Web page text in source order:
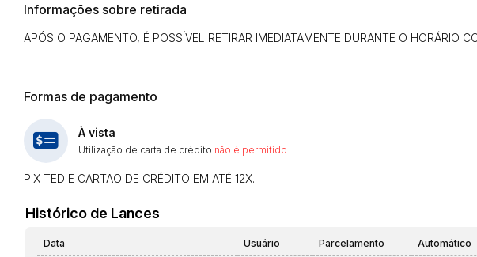
Informações sobre retirada
APÓS O PAGAMENTO, É POSSÍVEL RETIRAR IMEDIATAMENTE DURANTE O HORÁRIO
Formas de pagamento
À vista
Utilização de carta de crédito não é permitido.
PIX TED E CARTAO DE CRÉDITO EM ATÉ 12X.
Histórico de Lances
Data Usuário Parcelamento Automático